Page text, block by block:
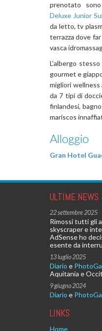
prenotato
Deluxe Junior
da letto, tv
terrazza dove
vasca
L'albergo
gourmet e
migliori
da 7 tipi di
finlandesi,
mariscos
Alloggio
Gran Hotel
ULTIME NEWS
22 settembre 2025
Rimossi tutti gli
skyscraper e
AdSense ho
esente da
13 luglio 2025
Diario e
Aquitania e
9 giugno 2024
Diario e
LINKS
Home